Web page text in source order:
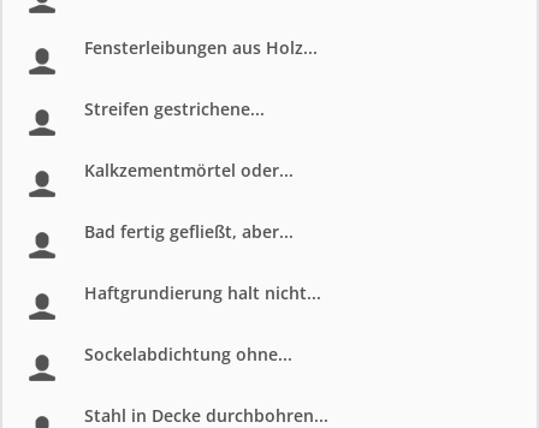
Fensterleibungen aus Holz...
Streifen gestrichene...
Kalkzementmörtel oder...
Bad fertig gefließt, aber...
Haftgrundierung halt nicht...
Sockelabdichtung ohne...
Stahl in Decke durchbohren...